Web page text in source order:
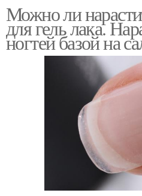
Можно ли
для гель лака.
ногтей базой на